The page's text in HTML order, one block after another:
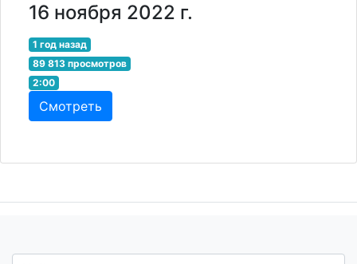
16 ноября 2022 г.
1 год назад
89 813 просмотров
2:00
Смотреть